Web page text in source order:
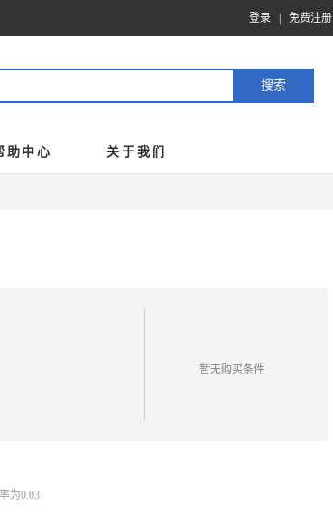
登录 免费注册
助中心 关于我们
暂无购买条件
为0.03